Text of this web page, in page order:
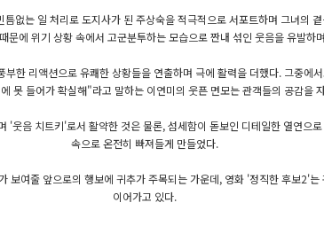
없는 일 처리로 도지사가 된 주상숙을 적극적으로 서포트하며 그녀의
문에 위기 상황 속에서 고군분투하는 모습으로 짠내 섞인 웃음을 유발하
한 리액션으로 유쾌한 상황들을 연출하며 극에 활력을 더했다. 그중
못 들어가 확실해"라고 말하는 이연미의 웃픈 면모는 관객들의 공감을
음 치트키'로서 활약한 것은 물론, 섬세함이 돋보인 디테일한 열연으
속으로 온전히 빠져들게 만들었다.
보여줄 앞으로의 행보에 귀추가 주목되는 가운데, 영화 '정직한 후보2'
이어가고 있다.